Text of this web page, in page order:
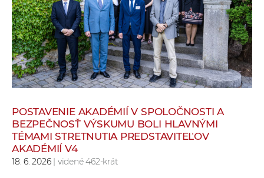
e
v
p
r
a
c
v
POSTAVENIE AKADÉMIÍ V SPOLOČNOSTI A
BEZPEČNOSŤ VÝSKUMU BOLI HLAVNÝMI
TÉMAMI STRETNUTIA PREDSTAVITEĽOV
AKADÉMIÍ V4
18. 6. 2026| videné 462-krát